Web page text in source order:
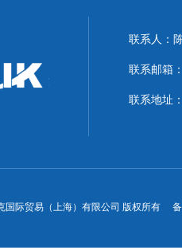
联系人：
联系邮箱
联系地址
国际贸易（上海）有限公司 版权所有